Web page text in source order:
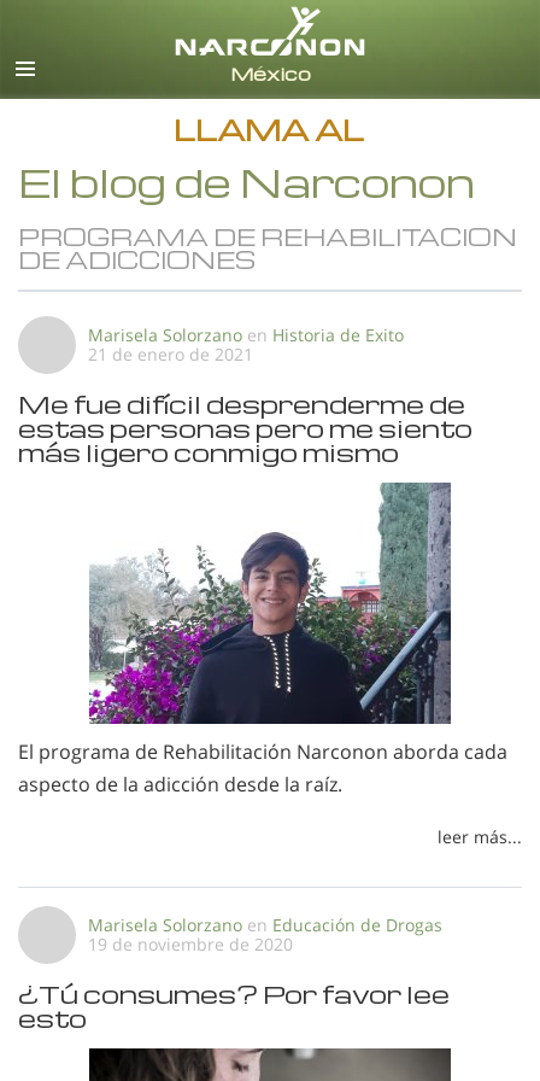
Español
Todas las Regiones/Idiomas
LLAMA AL
El blog de Narconon
PROGRAMA DE REHABILITACION
DE ADICCIONES
Marisela Solorzano en Historia de Exito
21 de enero de 2021
Me fue difícil desprenderme de
estas personas pero me siento
más ligero conmigo mismo
El programa de Rehabilitación Narconon aborda cada
aspecto de la adicción desde la raíz.
leer más...
Marisela Solorzano en Educación de Drogas
19 de noviembre de 2020
¿Tú consumes? Por favor lee
esto